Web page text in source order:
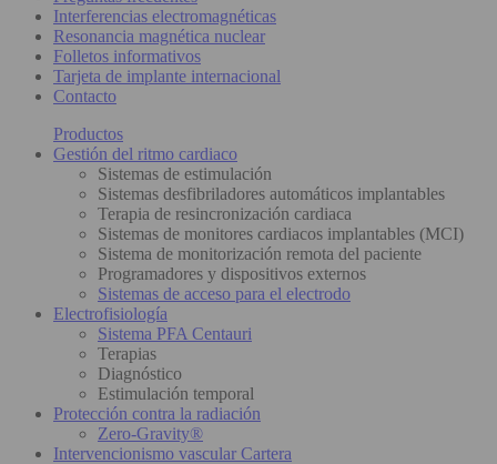
Interferencias electromagnéticas
Resonancia magnética nuclear
Folletos informativos
Tarjeta de implante internacional
Contacto
Productos
Gestión del ritmo cardiaco
Sistemas de estimulación
Sistemas desfibriladores automáticos implantables
Terapia de resincronización cardiaca
Sistemas de monitores cardiacos implantables (MCI)
Sistema de monitorización remota del paciente
Programadores y dispositivos externos
Sistemas de acceso para el electrodo
Electrofisiología
Sistema PFA Centauri
Terapias
Diagnóstico
Estimulación temporal
Protección contra la radiación
Zero-Gravity®
Intervencionismo vascular Cartera